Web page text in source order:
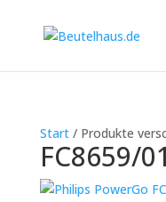
Start/ Produkte
FC8659/01